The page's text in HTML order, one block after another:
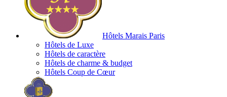
Hôtels Marais Paris
Hôtels de Luxe
Hôtels de caractère
Hôtels de charme & budget
Hôtels Coup de Cœur